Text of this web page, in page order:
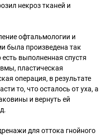
некроз тканей и
офтальмологии и
была произведена так
выполненная спустя
пластическая
операция, в результате
то, что осталось от уха, а
и вернуть ей
для оттока гнойного